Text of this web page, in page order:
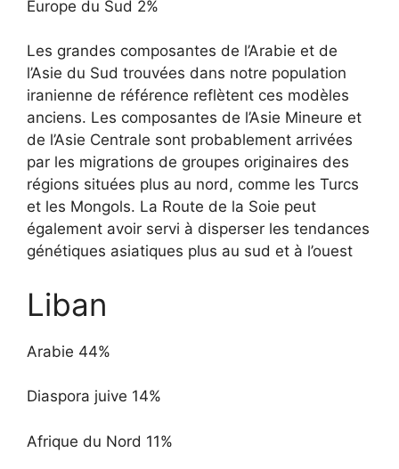
Europe du Sud 2%
Les grandes composantes de l’Arabie et de
l’Asie du Sud trouvées dans notre population
iranienne de référence reflètent ces modèles
anciens. Les composantes de l’Asie Mineure et
de l’Asie Centrale sont probablement arrivées
par les migrations de groupes originaires des
régions situées plus au nord, comme les Turcs
et les Mongols. La Route de la Soie peut
également avoir servi à disperser les tendances
génétiques asiatiques plus au sud et à l’ouest
Liban
Arabie 44%
Diaspora juive 14%
Afrique du Nord 11%